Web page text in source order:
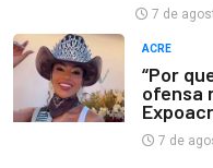
7 de
ACRE
“Por
ofensa
7 de